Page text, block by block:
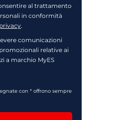
al trattamento
in conformità
.
comunicazioni
relative ai
a marchio MyES
con * offrono sempre